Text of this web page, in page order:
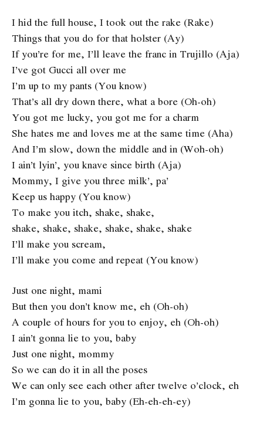
I hid the full house, I took out the rake (Rake)
Things that you do for that holster (Ay)
If you’re for me, I’ll leave the franc in Trujillo (Aja)
I’ve got Gucci all over me
I’m up to my pants (You know)
That’s all dry down there, what a bore (Oh-oh)
You got me lucky, you got me for a charm
She hates me and loves me at the same time (Aha)
And I’m slow, down the middle and in (Woh-oh)
I ain’t lyin’, you knave since birth (Aja)
Mommy, I give you three milk’, pa’
Keep us happy (You know)
To make you itch, shake, shake,
shake, shake, shake, shake, shake, shake
I’ll make you scream,
I’ll make you come and repeat (You know)
Just one night, mami
But then you don’t know me, eh (Oh-oh)
A couple of hours for you to enjoy, eh (Oh-oh)
I ain’t gonna lie to you, baby
Just one night, mommy
So we can do it in all the poses
We can only see each other after twelve o’clock, eh
I’m gonna lie to you, baby (Eh-eh-eh-ey)